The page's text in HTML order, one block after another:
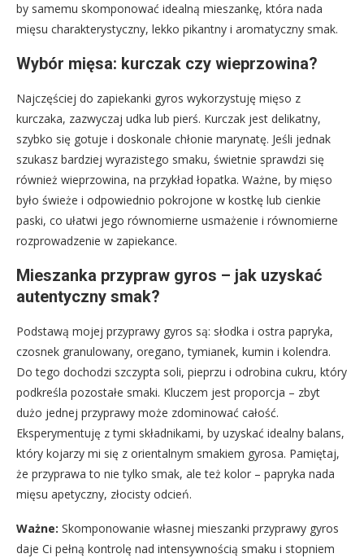
by samemu skomponować idealną mieszankę, która nada
mięsu charakterystyczny, lekko pikantny i aromatyczny smak.
Wybór mięsa: kurczak czy wieprzowina?
Najczęściej do zapiekanki gyros wykorzystuję mięso z
kurczaka, zazwyczaj udka lub pierś. Kurczak jest delikatny,
szybko się gotuje i doskonale chłonie marynatę. Jeśli jednak
szukasz bardziej wyrazistego smaku, świetnie sprawdzi się
również wieprzowina, na przykład łopatka. Ważne, by mięso
było świeże i odpowiednio pokrojone w kostkę lub cienkie
paski, co ułatwi jego równomierne usmażenie i równomierne
rozprowadzenie w zapiekance.
Mieszanka przypraw gyros – jak uzyskać
autentyczny smak?
Podstawą mojej przyprawy gyros są: słodka i ostra papryka,
czosnek granulowany, oregano, tymianek, kumin i kolendra.
Do tego dochodzi szczypta soli, pieprzu i odrobina cukru, który
podkreśla pozostałe smaki. Kluczem jest proporcja – zbyt
dużo jednej przyprawy może zdominować całość.
Eksperymentuję z tymi składnikami, by uzyskać idealny balans,
który kojarzy mi się z orientalnym smakiem gyrosa. Pamiętaj,
że przyprawa to nie tylko smak, ale też kolor – papryka nada
mięsu apetyczny, złocisty odcień.
Ważne: Skomponowanie własnej mieszanki przyprawy gyros
daje Ci pełną kontrolę nad intensywnością smaku i stopniem